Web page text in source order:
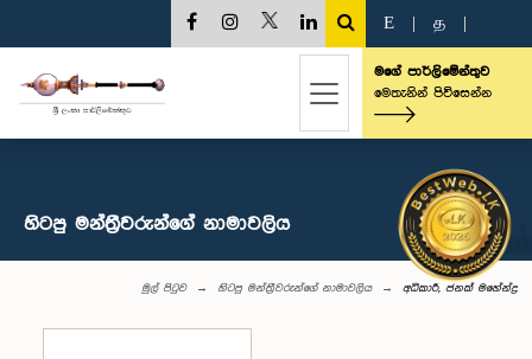
E த
මගේ පාර්ලිමේන්තුව
මෙතැනින් පිවිසෙන්න
හිටපු මන්ත්‍රීවරුන්ගේ නාමාවලිය
මුල් පිටුව හිටපු මන්ත්‍රීවරුන්ගේ නාමාවලිය අධිකාරී, ජනක් මහේන්ද්‍ර